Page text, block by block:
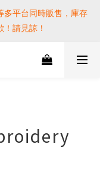
平台同時販售，庫存
請見諒！
平台同時販售，庫存
請見諒！
取貨才是乖寶寶呦~
謝
平台同時販售，庫存
請見諒！